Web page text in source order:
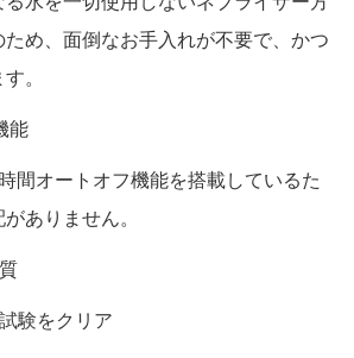
め、面倒なお手入れが不要で、かつ
。
能
間オートオフ機能を搭載しているた
ありません。
験をクリア